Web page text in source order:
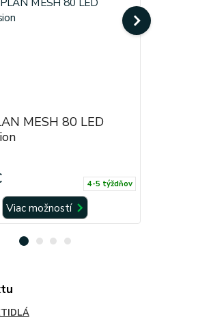
MESH 80 LED
4-5 týždňov
Viac možností